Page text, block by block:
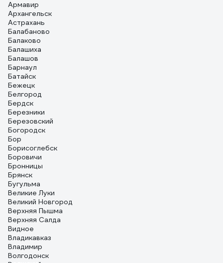
Армавир
Архангельск
Астрахань
Балабаново
Балаково
Балашиха
Балашов
Барнаул
Батайск
Бежецк
Белгород
Бердск
Березники
Березовский
Богородск
Бор
Борисоглебск
Боровичи
Бронницы
Брянск
Бугульма
Великие Луки
Великий Новгород
Верхняя Пышма
Верхняя Салда
Видное
Владикавказ
Владимир
Волгодонск